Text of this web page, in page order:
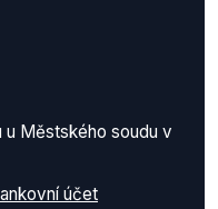
Městského soudu v
účet